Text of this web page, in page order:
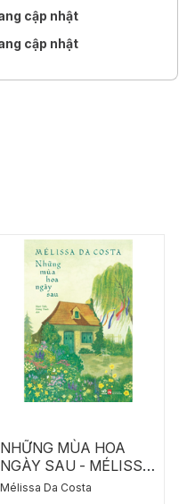
cập nhật
cập nhật
NHỮNG MÙA HOA
NGÀY SAU - MÉLISSA
DA COSTA
Mélissa Da Costa